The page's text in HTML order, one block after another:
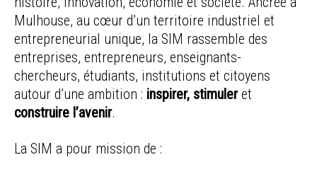
Mulhouse, au cœur d’un territoire industriel et
entrepreneurial unique, la SIM rassemble des
entreprises, entrepreneurs, enseignants-
chercheurs, étudiants, institutions et citoyens
autour d’une ambition : inspirer, stimuleret
construire l’avenir.
La SIM a pour mission de :